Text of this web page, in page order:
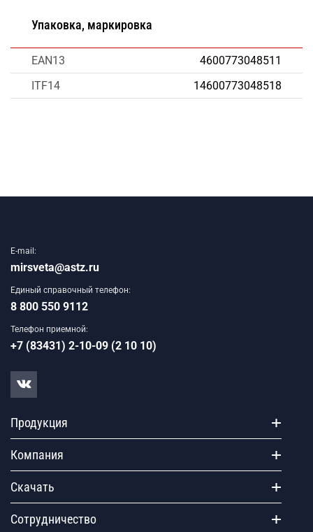
Упаковка, маркировка
EAN13
4600773048511
ITF14
14600773048518
E-mail:
mirsveta@astz.ru
Единый справочный телефон:
8 800 550 9112
Телефон приемной:
+7 (83431) 2-10-09 (2 10 10)
Продукция
Компания
Скачать
Сотрудничество